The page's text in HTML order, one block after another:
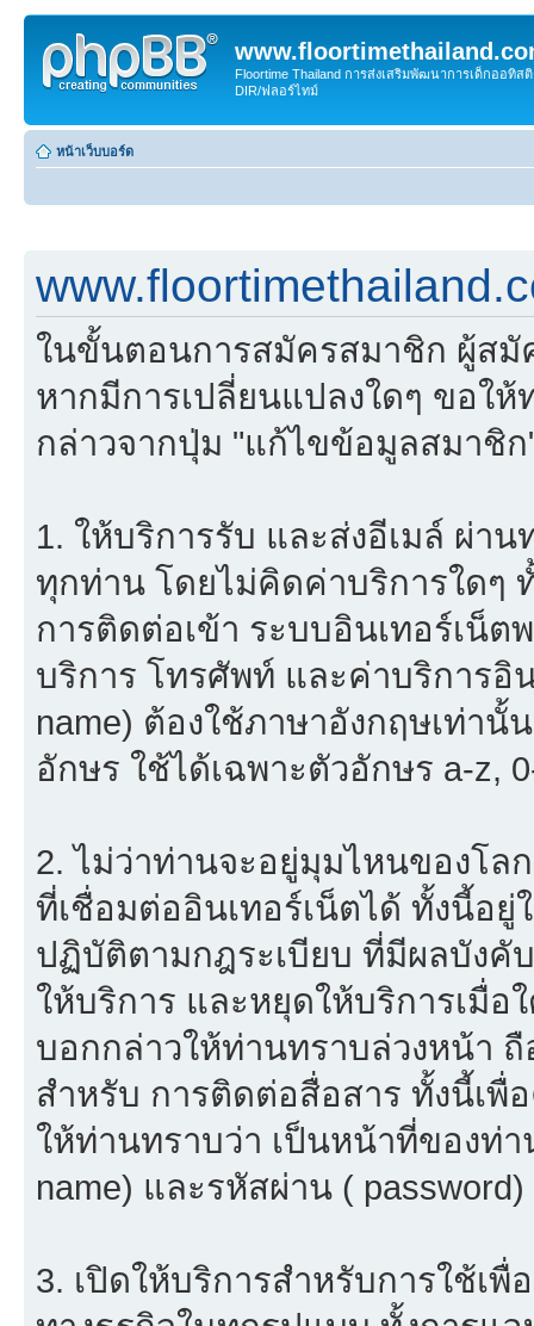
Floortime Thailand การส่งเสริมพัฒนาการเด็กออทิ
DIR/ฟลอร์ไทม์
หน้าเว็บบอร์ด
ในขั้นตอนการสมัครสมาชิก ผู้สมั
หากมีการเปลี่ยนแปลงใดๆ ขอใ
กล่าวจากปุ่ม "แก้ไขข้อมูลสมาชิก
1. ให้บริการรับ และส่งอีเมล์ ผ่า
ทุกท่าน โดยไม่คิดค่าบริการใดๆ
การติดต่อเข้า ระบบอินเทอร์เน็
บริการ โทรศัพท์ และค่าบริการอิ
name) ต้องใช้ภาษาอังกฤษเท่านั้
อักษร ใช้ได้เฉพาะตัวอักษร a-z,
2. ไม่ว่าท่านจะอยู่มุมไหนของโล
ที่เชื่อมต่ออินเทอร์เน็ตได้ ทั้งนี้อ
ปฏิบัติตามกฎระเบียบ ที่มีผลบังคั
ให้บริการ และหยุดให้บริการเมื่
บอกกล่าวให้ท่านทราบล่วงหน้า
สำหรับ การติดต่อสื่อสาร ทั้งนี้เพื่
ให้ท่านทราบว่า เป็นหน้าที่ของท่
name) และรหัสผ่าน (
3. เปิดให้บริการสำหรับการใช้เ